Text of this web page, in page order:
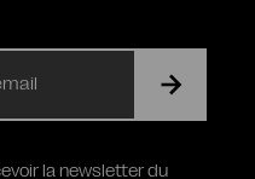
la newsletter du